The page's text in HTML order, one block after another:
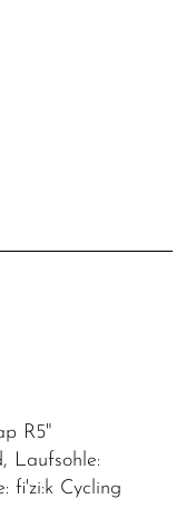
R5"
Laufsohle:
fi'zi:k Cycling